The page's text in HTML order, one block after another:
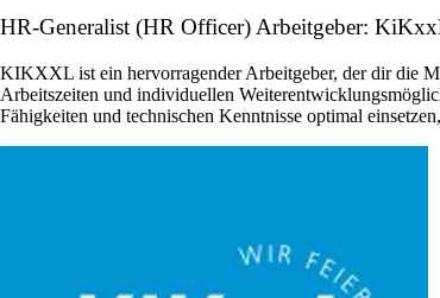
HR-Generalist (HR Officer) Arbeitgeber:
KIKXXL ist ein hervorragender Arbeitgeber, der dir die
Arbeitszeiten und individuellen
Fähigkeiten und technischen Kenntnisse optimal